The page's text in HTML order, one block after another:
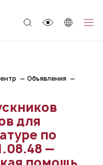
Объявления
для
по
—